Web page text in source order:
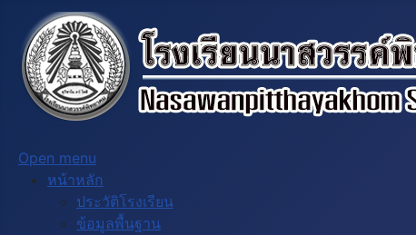
Open menu
หน้าหลัก
ประวัติโรงเรียน
ข้อมูลพื้นฐาน